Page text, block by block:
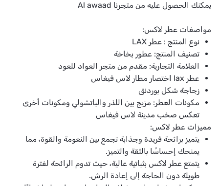
يمكنك الحصول عليه من متجرنا Al awaad
مواصفات عطر لاكس:
نوع المنتج : عطر LAX
تصنيف المنتج: عطور بخاخة
العلامة التجارية: مقدم من متجر العواد للعود
عطر lax اختصار مطار لاس فيغاس
زجاجة شكل بوردنق
مكونات العطر: مزيج بين اللذر والباتشولي ومكونات أخرى
تعكس صخب مدينة لاس فيغاس
مميزات عطر لاكس:
يتميز برائحة فريدة وجذابة تجمع بين النعومة والقوة، مما
يمنحك إحساسًا بالثقة والتميز.
يتمتع عطر لاكس بثباتية عالية، حيث تدوم الرائحة لفترة
طويلة دون الحاجة إلى إعادة الرش.